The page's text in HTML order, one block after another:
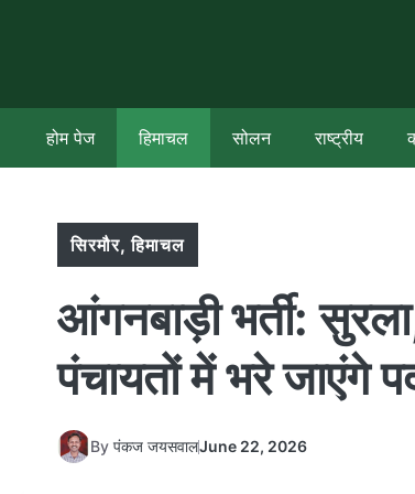
होम पेज हिमाचल सोलन राष्ट्रीय
सिरमौर,हिमाचल
आंगनबाड़ी भर्ती:
पंचायतों में भरे जाएंगे
By पंकज जयसवालJune 22, 2026